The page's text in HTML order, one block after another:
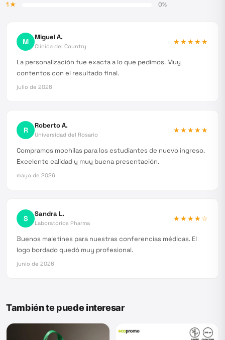
1★ 0%
M Miguel A.
Clínica del Country
★★★★★
La personalización fue exacta a lo que pedimos. Muy
contentos con el resultado final.
julio de 2026
R Roberto A.
Universidad del Rosario
★★★★★
Compramos mochilas para los estudiantes de nuevo ingreso.
Excelente calidad y muy buena presentación.
mayo de 2026
S Sandra L.
Laboratorios Pharma
★★★★☆
Buenos maletines para nuestras conferencias médicas. El
logo bordado quedó muy profesional.
junio de 2026
También te puede interesar